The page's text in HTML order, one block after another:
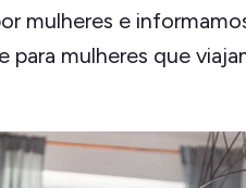
mulheres e
para mulheres que